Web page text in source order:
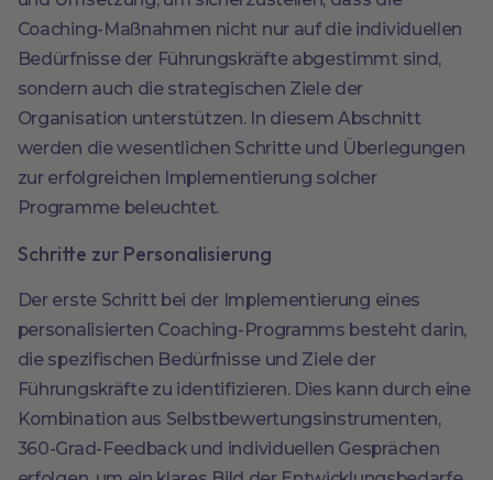
Coaching-Maßnahmen nicht nur auf die individuellen
Bedürfnisse der Führungskräfte abgestimmt sind,
sondern auch die strategischen Ziele der
Organisation unterstützen. In diesem Abschnitt
werden die wesentlichen Schritte und Überlegungen
zur erfolgreichen Implementierung solcher
Programme beleuchtet.
Schritte zur Personalisierung
Der erste Schritt bei der Implementierung eines
personalisierten Coaching-Programms besteht darin,
die spezifischen Bedürfnisse und Ziele der
Führungskräfte zu identifizieren. Dies kann durch eine
Kombination aus Selbstbewertungsinstrumenten,
360-Grad-Feedback und individuellen Gesprächen